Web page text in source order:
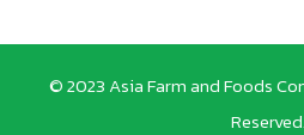
© 2023 Asia Farm and Foods
Reserved.